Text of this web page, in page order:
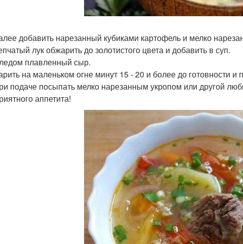
добавить нарезанный кубиками картофель и мелко
лук обжарить до золотистого цвета и добавить в суп.
плавленный сыр.
на маленьком огне минут 15 - 20 и более до готовности и
подаче посыпать мелко нарезанным укропом или другой
аппетита!